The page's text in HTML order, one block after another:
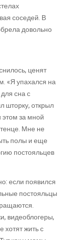
соседей. В
довольно
ценят
«Я упахался на
сна с
шторку, открыл
за мной
Мне не
полы и еще
постояльцев
если появился
постояльцы
видеоблогеры,
хотят жить с